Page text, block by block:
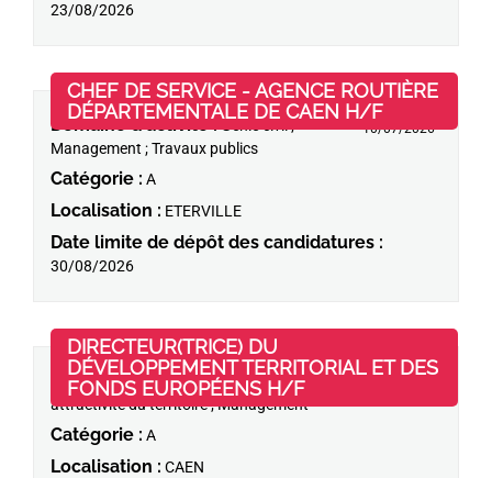
23/08/2026
CHEF DE SERVICE - AGENCE ROUTIÈRE
DÉPARTEMENTALE DE CAEN H/F(Nouvelle
10/07/2026
Domaine d'activité :
Management ; Travaux publics
Catégorie : A
Localisation : ETERVILLE
Date limite de dépôt des candidatures :
30/08/2026
DIRECTEUR(TRICE) DU
DÉVELOPPEMENT TERRITORIAL ET DES
FONDS EUROPÉENS H/F(Nouvelle fenêtre)
Domaine d'activité :Aménagement et
attractivité du territoire ; Management
Catégorie : A
Localisation : CAEN